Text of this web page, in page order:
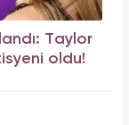
Taylor
oldu!